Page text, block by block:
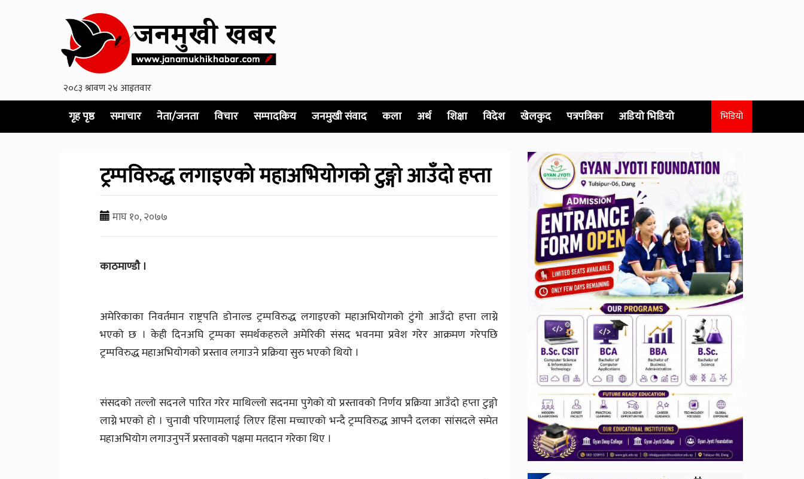
गृह पृष्ठ समाचार नेता/जनता विचार सम्पादकिय जनमुखी संवाद कला अर्थ शिक्षा विदेश खेलकुद पत्रपत्रिका अडियो भिडियो भिडियो
ट्रम्पविरुद्ध लगाइएको महाअभियोगको टुङ्गो आउँदो हप्ता
माघ १०, २०७७
काठमाण्डाै ।
अमेरिकाका निवर्तमान राष्ट्रपति डोनाल्ड ट्रम्पविरुद्ध लगाइएको महाअभियोगको टुंगो आउँदो हप्ता लाग्ने
भएको छ । केही दिनअघि ट्रम्पका समर्थकहरुले अमेरिकी संसद भवनमा प्रवेश गरेर आक्रमण गरेपछि
ट्रम्पविरुद्ध महाअभियोगकाे प्रस्ताव लगाउने प्रक्रिया सुरु भएको थियो ।
संसदको तल्लो सदनले पारित गरेर माथिल्लो सदनमा पुगेको यो प्रस्तावको निर्णय प्रक्रिया आउँदो हप्ता टुङ्गो
लाग्ने भएको हो । चुनावी परिणामलाई लिएर हिंसा मच्चाएको भन्दै ट्रम्पविरुद्ध आफ्नै दलका सांसदले समेत
महाअभियोग लगाउनुपर्ने प्रस्तावको पक्षमा मतदान गरेका थिए ।